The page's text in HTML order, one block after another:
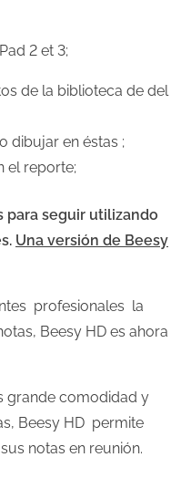
2 et 3;
de la biblioteca de del
dibujar en éstas ;
el reporte;
para seguir utilizando
Una versión de Beesy
profesionales la
Beesy HD es ahora
grande comodidad y
Beesy HD permite
notas en reunión.